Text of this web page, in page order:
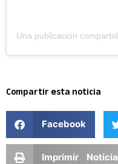
Compartir esta noticia
Facebook
Imprimir Noticia